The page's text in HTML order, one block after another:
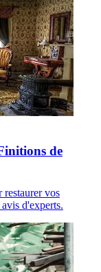
de
vos
d'experts.